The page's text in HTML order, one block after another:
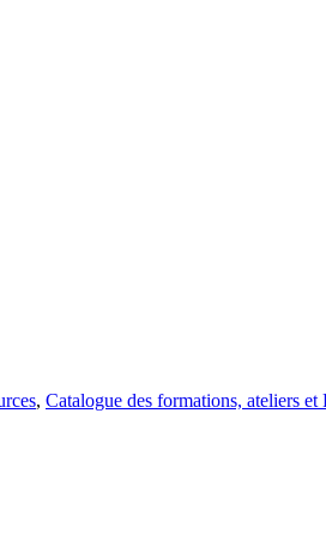
, Catalogue des formations, ateliers et